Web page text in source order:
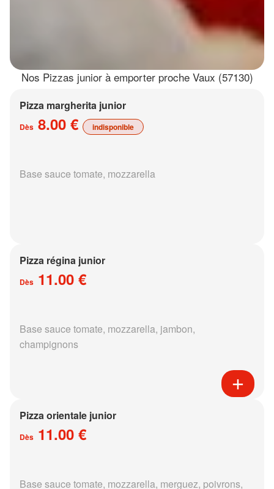
Nos Pizzas junior à emporter proche Vaux (57130)
Pizza margherita junior
Dès 8.00 € indisponible
Base sauce tomate, mozzarella
Pizza régina junior
Dès 11.00 €
Base sauce tomate, mozzarella, jambon,
champignons
Pizza orientale junior
Dès 11.00 €
Base sauce tomate, mozzarella, merguez, poivrons,